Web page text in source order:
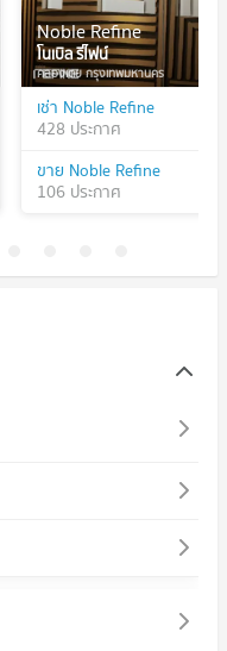
Noble Refine
โนเบิล รีไฟน์
คลองเตย กรุงเทพมหานคร
เช่า Noble Refine
428 ประกาศ
ขาย Noble Refine
106 ประกาศ